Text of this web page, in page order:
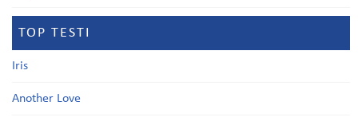
TOP TESTI
Iris
Another Love